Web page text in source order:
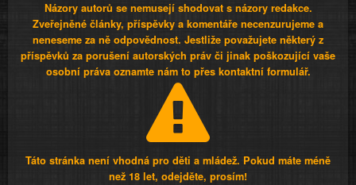
Názory autorů se nemusejí shodovat s názory redakce.
Zveřejněné články, příspěvky a komentáře necenzurujeme a
neneseme za ně odpovědnost. Jestliže považujete některý z
příspěvků za porušení autorských práv či jinak poškozující vaše
osobní práva oznamte nám to přes kontaktní formulář.
Táto stránka není vhodná pro děti a mládež. Pokud máte méně
než 18 let, odejděte, prosím!